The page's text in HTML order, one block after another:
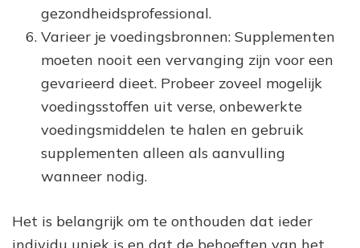
gezondheidsprofessional.
Varieer je voedingsbronnen: Supplementen
moeten nooit een vervanging zijn voor een
gevarieerd dieet. Probeer zoveel mogelijk
voedingsstoffen uit verse, onbewerkte
voedingsmiddelen te halen en gebruik
supplementen alleen als aanvulling
wanneer nodig.
Het is belangrijk om te onthouden dat ieder
individu uniek is en dat de behoeften van het